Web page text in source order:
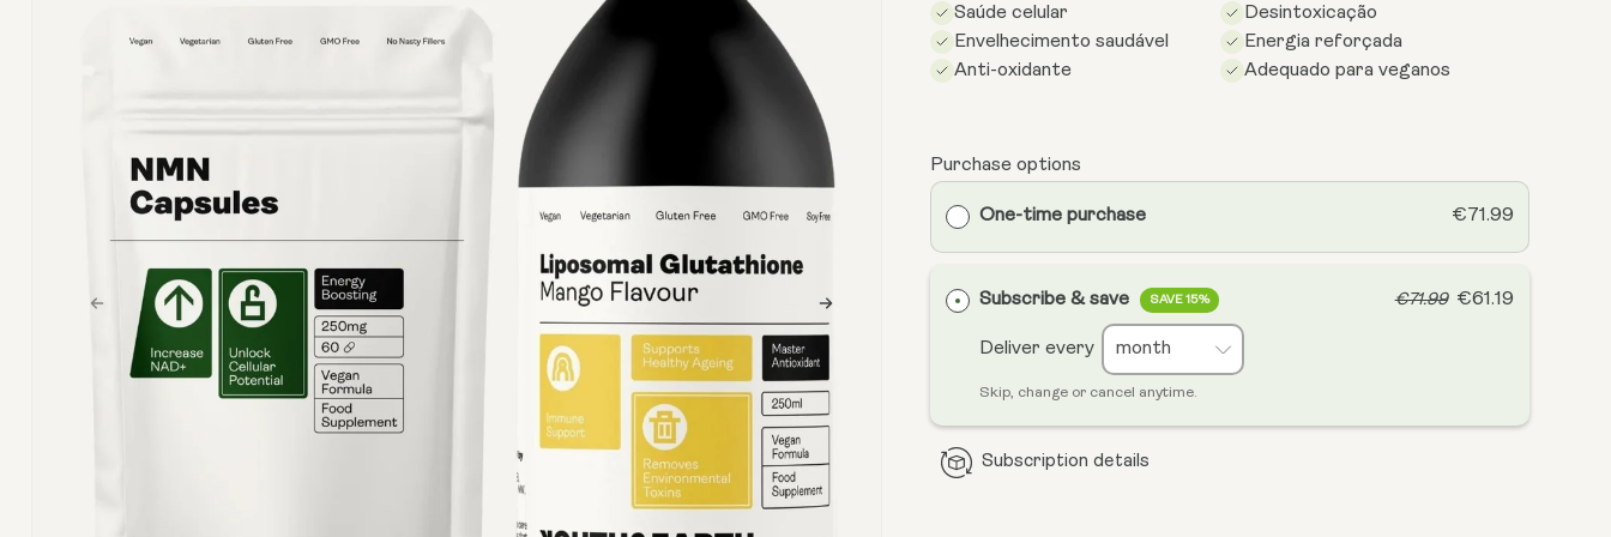
Saúde celular
Desintoxicação
Envelhecimento saudável
Energia reforçada
Anti-oxidante
Adequado para veganos
Purchase options
One-time purchase €71.99
Subscribe & save SAVE 15% €71.99 €61.19
Deliver every
Skip, change or cancel anytime.
Subscription details